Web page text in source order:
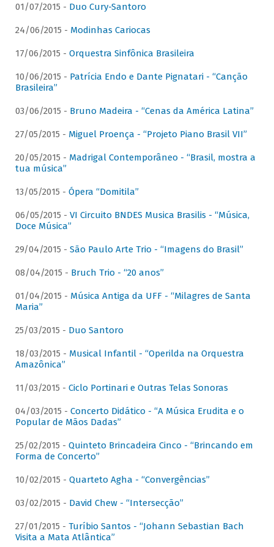
01/07/2015 - Duo Cury-Santoro
24/06/2015 - Modinhas Cariocas
17/06/2015 - Orquestra Sinfônica Brasileira
10/06/2015 - Patrícia Endo e Dante Pignatari - “Canção
Brasileira”
03/06/2015 - Bruno Madeira - “Cenas da América Latina”
27/05/2015 - Miguel Proença - “Projeto Piano Brasil VII”
20/05/2015 - Madrigal Contemporâneo - “Brasil, mostra a
tua música”
13/05/2015 - Ópera “Domitila”
06/05/2015 - VI Circuito BNDES Musica Brasilis - “Música,
Doce Música”
29/04/2015 - São Paulo Arte Trio - “Imagens do Brasil”
08/04/2015 - Bruch Trio - “20 anos”
01/04/2015 - Música Antiga da UFF - “Milagres de Santa
Maria”
25/03/2015 - Duo Santoro
18/03/2015 - Musical Infantil - “Operilda na Orquestra
Amazônica”
11/03/2015 - Ciclo Portinari e Outras Telas Sonoras
04/03/2015 - Concerto Didático - “A Música Erudita e o
Popular de Mãos Dadas”
25/02/2015 - Quinteto Brincadeira Cinco - “Brincando em
Forma de Concerto”
10/02/2015 - Quarteto Agha - “Convergências”
03/02/2015 - David Chew - “Intersecção”
27/01/2015 - Turíbio Santos - “Johann Sebastian Bach
Visita a Mata Atlântica”